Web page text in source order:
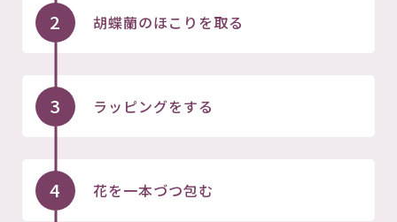
2 胡蝶蘭のほこりを取る
3 ラッピングをする
4 花を一本づつ包む